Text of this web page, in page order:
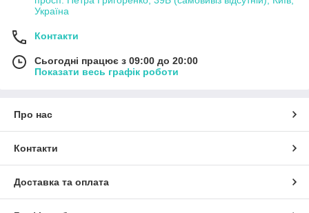
Україна
Контакти
Сьогодні працює з 09:00 до 20:00
Показати весь графік роботи
Про нас
Контакти
Доставка та оплата